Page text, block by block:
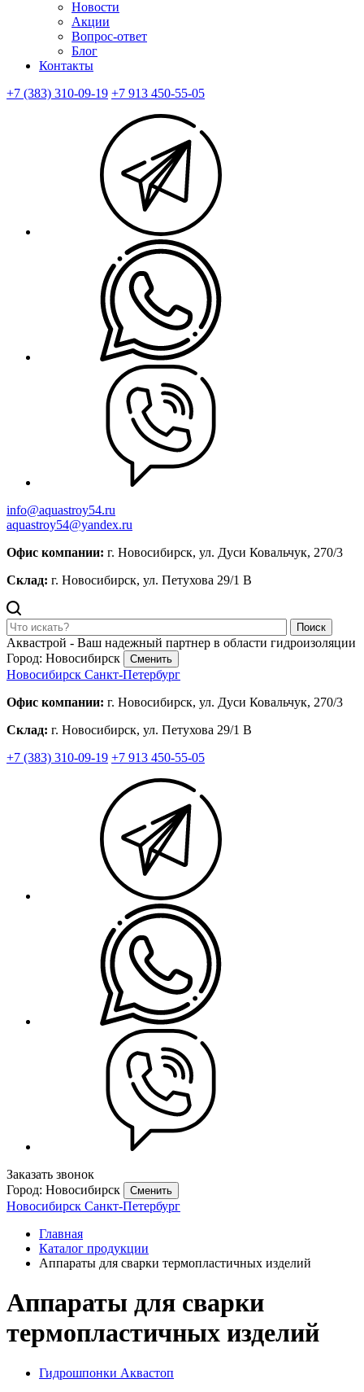
Новости
Акции
Вопрос-ответ
Блог
Контакты
+7 (383) 310-09-19 +7 913 450-55-05
info@aquastroy54.ru
aquastroy54@yandex.ru
Офис компании: г. Новосибирск, ул. Дуси Ковальчук, 270/3
Склад: г. Новосибирск, ул. Петухова 29/1 В
Поиск
Аквастрой - Ваш надежный партнер в области гидроизоляции
Город: Новосибирск
Сменить
Новосибирск Санкт-Петербург
Офис компании: г. Новосибирск, ул. Дуси Ковальчук, 270/3
Склад: г. Новосибирск, ул. Петухова 29/1 В
+7 (383) 310-09-19 +7 913 450-55-05
Заказать звонок
Город: Новосибирск
Сменить
Новосибирск Санкт-Петербург
Главная
Каталог продукции
Аппараты для сварки термопластичных изделий
Аппараты для сварки
термопластичных изделий
Гидрошпонки Аквастоп